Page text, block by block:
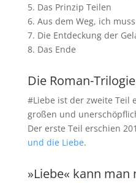
5. Das Prinzip Teilen
6. Aus dem Weg, ich
7. Die Entdeckung der
8. Das Ende
Die Roman-Trilogie
#Liebe ist der zweite Teil
großen und
Der erste Teil erschien
und die Liebe.
»Liebe« kann man